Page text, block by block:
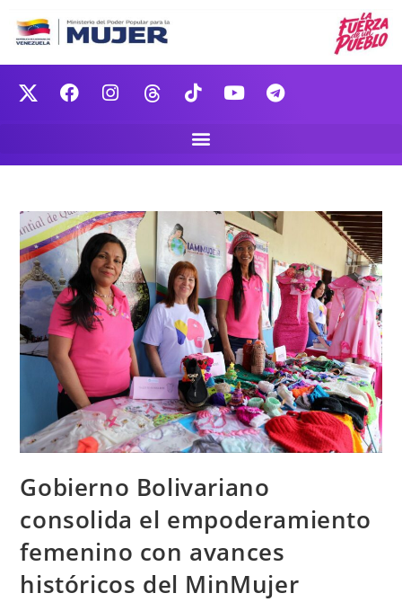
Gobierno Bolivariano
consolida el empoderamiento
femenino con avances
históricos del MinMujer